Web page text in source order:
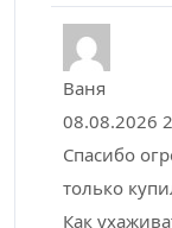
Ваня
08.08.2026
Спасибо
только
Как